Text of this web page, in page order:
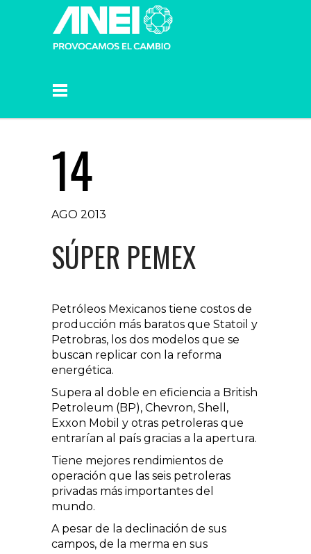
14
AGO 2013
SÚPER PEMEX
Petróleos Mexicanos tiene costos de
producción más baratos que Statoil y
Petrobras, los dos modelos que se
buscan replicar con la reforma
energética.
Supera al doble en eficiencia a British
Petroleum (BP), Chevron, Shell,
Exxon Mobil y otras petroleras que
entrarían al país gracias a la apertura.
Tiene mejores rendimientos de
operación que las seis petroleras
privadas más importantes del
mundo.
A pesar de la declinación de sus
campos, de la merma en sus